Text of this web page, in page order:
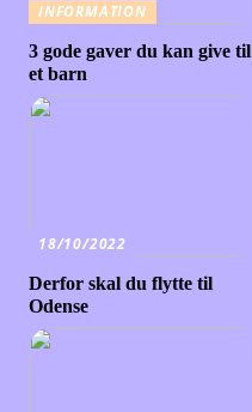
INFORMATION
3 gode gaver du kan give til
et barn
18/10/2022
Derfor skal du flytte til
Odense